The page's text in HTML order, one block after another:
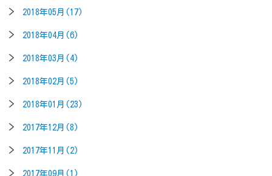
2018年05月(17)
2018年04月(6)
2018年03月(4)
2018年02月(5)
2018年01月(23)
2017年12月(8)
2017年11月(2)
2017年09月(1)